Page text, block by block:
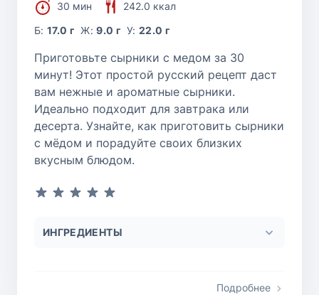
30 мин
242.0 ккал
Б:17.0 г Ж:9.0 г У:22.0 г
Приготовьте сырники с медом за 30
минут! Этот простой русский рецепт даст
вам нежные и ароматные сырники.
Идеально подходит для завтрака или
десерта. Узнайте, как приготовить сырники
с мёдом и порадуйте своих близких
вкусным блюдом.
ИНГРЕДИЕНТЫ
Подробнее